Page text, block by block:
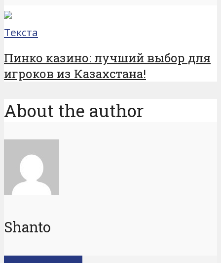
Текста
Пинко казино: лучший выбор для
игроков из Казахстана!
About the author
Shanto